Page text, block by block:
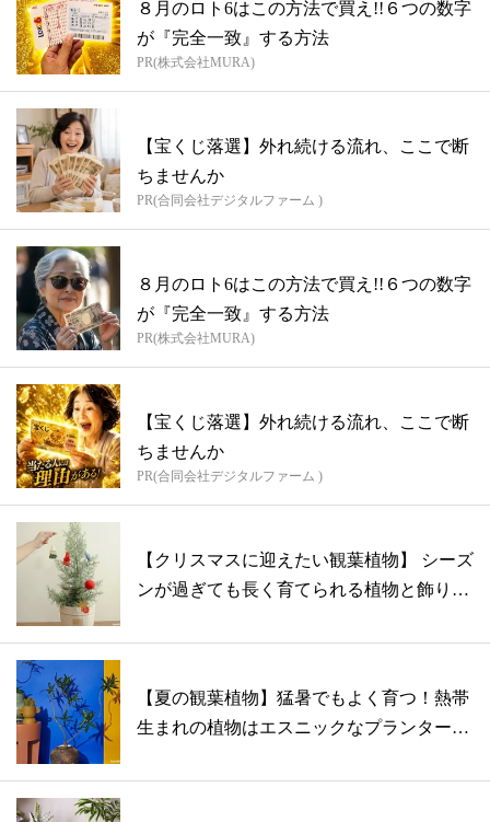
８月のロト6はこの方法で買え!!６つの数字
が『完全一致』する方法
PR(株式会社MURA)
【宝くじ落選】外れ続ける流れ、ここで断
ちませんか
PR(合同会社デジタルファーム )
８月のロト6はこの方法で買え!!６つの数字
が『完全一致』する方法
PR(株式会社MURA)
【宝くじ落選】外れ続ける流れ、ここで断
ちませんか
PR(合同会社デジタルファーム )
【クリスマスに迎えたい観葉植物】 シーズ
ンが過ぎても長く育てられる植物と飾り付
【夏の観葉植物】猛暑でもよく育つ！熱帯
生まれの植物はエスニックなプランターが